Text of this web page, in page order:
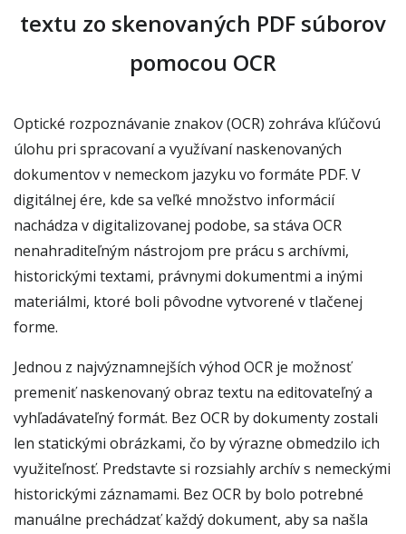
textu zo skenovaných PDF súborov
pomocou OCR
Optické rozpoznávanie znakov (OCR) zohráva kľúčovú
úlohu pri spracovaní a využívaní naskenovaných
dokumentov v nemeckom jazyku vo formáte PDF. V
digitálnej ére, kde sa veľké množstvo informácií
nachádza v digitalizovanej podobe, sa stáva OCR
nenahraditeľným nástrojom pre prácu s archívmi,
historickými textami, právnymi dokumentmi a inými
materiálmi, ktoré boli pôvodne vytvorené v tlačenej
forme.
Jednou z najvýznamnejších výhod OCR je možnosť
premeniť naskenovaný obraz textu na editovateľný a
vyhľadávateľný formát. Bez OCR by dokumenty zostali
len statickými obrázkami, čo by výrazne obmedzilo ich
využiteľnosť. Predstavte si rozsiahly archív s nemeckými
historickými záznamami. Bez OCR by bolo potrebné
manuálne prechádzať každý dokument, aby sa našla